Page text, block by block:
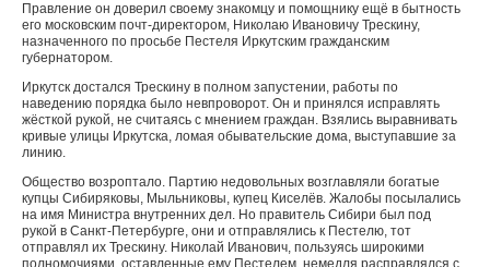
Правление он доверил своему знакомцу и помощнику ещё в бытность
его московским почт-директором, Николаю Ивановичу Трескину,
назначенного по просьбе Пестеля Иркутским гражданским
губернатором.
Иркутск достался Трескину в полном запустении, работы по
наведению порядка было невпроворот. Он и принялся исправлять
жёсткой рукой, не считаясь с мнением граждан. Взялись выравнивать
кривые улицы Иркутска, ломая обывательские дома, выступавшие за
линию.
Общество возроптало. Партию недовольных возглавляли богатые
купцы Сибиряковы, Мыльниковы, купец Киселёв. Жалобы посылались
на имя Министра внутренних дел. Но правитель Сибири был под
рукой в Санкт-Петербурге, они и отправлялись к Пестелю, тот
отправлял их Трескину. Николай Иванович, пользуясь широкими
полномочиями, оставленные ему Пестелем, немедля расправлялся с